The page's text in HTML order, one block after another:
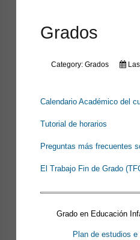
Grados
Category: Grados
Calendario Académico del
Tutorial de horarios
Preguntas más frecuentes
El Trabajo Fin de Grado
Grado en Educación
Plan de estudios